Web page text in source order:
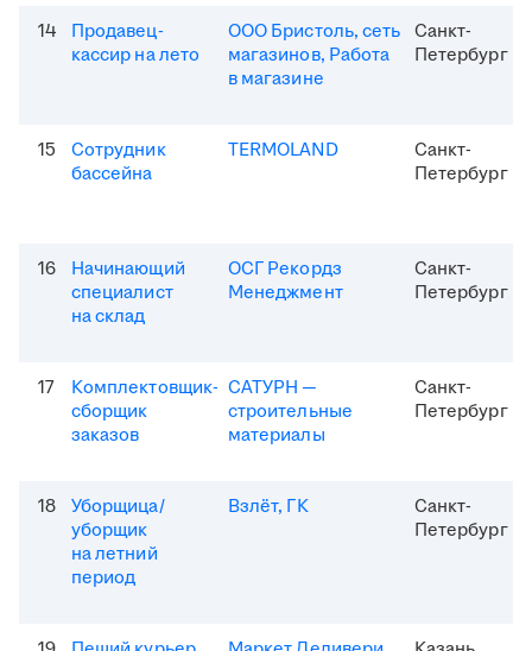
14
Продавец-
кассир на лето
ООО Бристоль, сеть
магазинов, Работа
в магазине
Санкт-
Петербург
15
Сотрудник
бассейна
TERMOLAND
Санкт-
Петербург
16
Начинающий
специалист
на склад
ОСГ Рекордз
Менеджмент
Санкт-
Петербург
17
Комплектовщик-
сборщик
заказов
САТУРН —
строительные
материалы
Санкт-
Петербург
18
Уборщица/
уборщик
на летний
период
Взлёт, ГК
Санкт-
Петербург